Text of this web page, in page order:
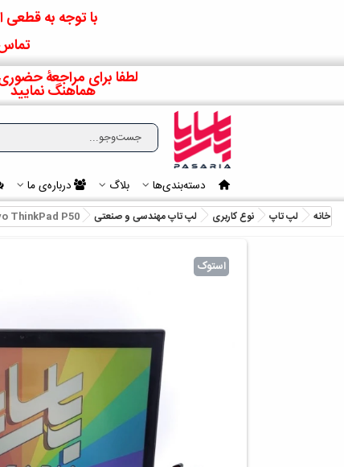
با توجه به قطعی
لطفا برای مراجعۀ
هماهنگ نمایید
دسته‌بندی‌ها بلاگ درباره‌ی ما
خانه
لپ تاپ نوع کاربری لپ تاپ مهندسی و صنعتی ThinkPad P50
استوک